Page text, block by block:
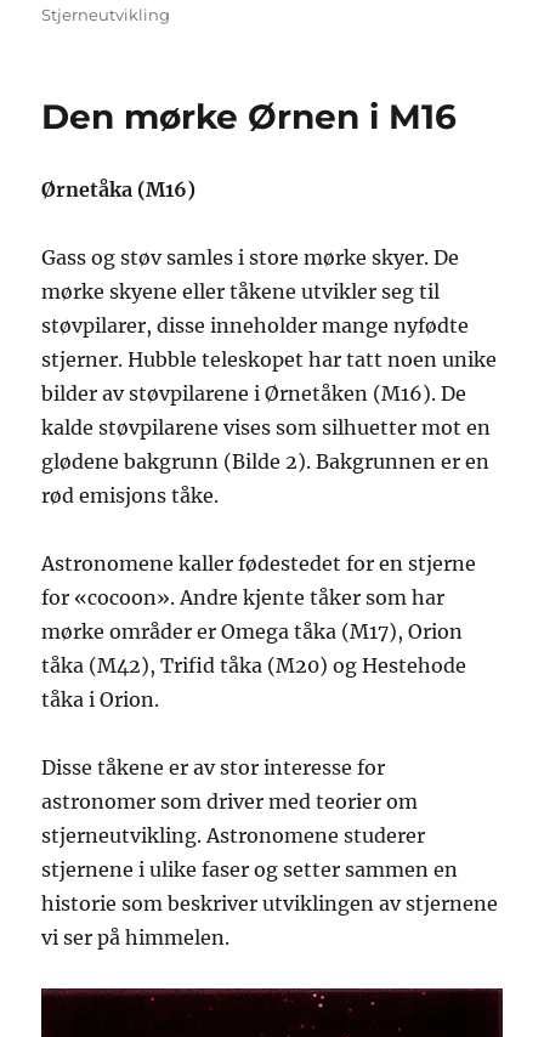
Stjerneutvikling
Den mørke Ørnen i M16
Ørnetåka (M16)
Gass og støv samles i store mørke skyer. De
mørke skyene eller tåkene utvikler seg til
støvpilarer, disse inneholder mange nyfødte
stjerner. Hubble teleskopet har tatt noen unike
bilder av støvpilarene i Ørnetåken (M16). De
kalde støvpilarene vises som silhuetter mot en
glødene bakgrunn (Bilde 2). Bakgrunnen er en
rød emisjons tåke.
Astronomene kaller fødestedet for en stjerne
for «cocoon». Andre kjente tåker som har
mørke områder er Omega tåka (M17), Orion
tåka (M42), Trifid tåka (M20) og Hestehode
tåka i Orion.
Disse tåkene er av stor interesse for
astronomer som driver med teorier om
stjerneutvikling. Astronomene studerer
stjernene i ulike faser og setter sammen en
historie som beskriver utviklingen av stjernene
vi ser på himmelen.